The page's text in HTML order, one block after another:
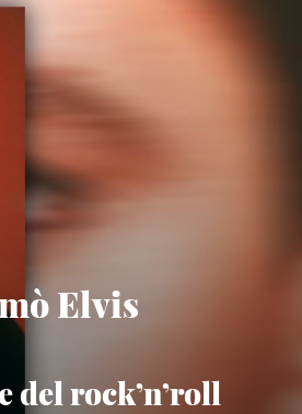
Elvis
del rock’n’roll